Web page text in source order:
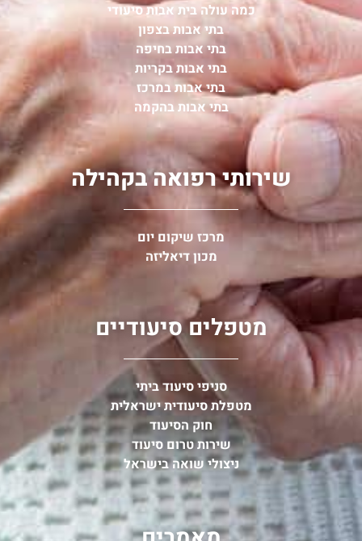
כמה עולה בית אבות סיעודי
בתי אבות בצפון
בתי אבות בחיפה
בתי אבות בקריות
בתי אבות במרכז
בתי אבות בהקמה
שירותי רפואה בקהילה
מרכז שיקום יום
מכון דיאליזה
מטפלים סיעודיים
סניפי סיעוד ביתי
מטפלת סיעודית ישראלית
חוק הסיעוד
שירות טרום סיעוד
ניצולי שואה בישראל